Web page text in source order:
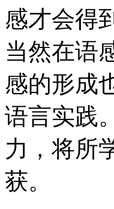
感才会得
当然在语
感的形成
语言实践
力，将所
获。